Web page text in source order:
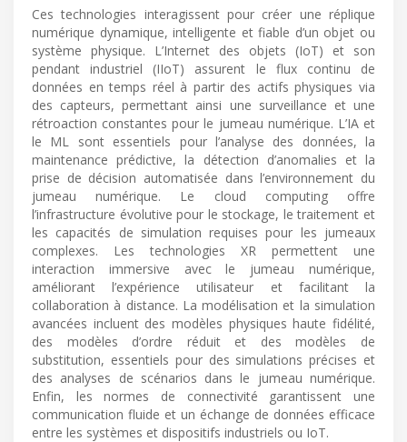
Ces technologies interagissent pour créer une réplique
numérique dynamique, intelligente et fiable d’un objet ou
système physique. L’Internet des objets (IoT) et son
pendant industriel (IIoT) assurent le flux continu de
données en temps réel à partir des actifs physiques via
des capteurs, permettant ainsi une surveillance et une
rétroaction constantes pour le jumeau numérique. L’IA et
le ML sont essentiels pour l’analyse des données, la
maintenance prédictive, la détection d’anomalies et la
prise de décision automatisée dans l’environnement du
jumeau numérique. Le cloud computing offre
l’infrastructure évolutive pour le stockage, le traitement et
les capacités de simulation requises pour les jumeaux
complexes. Les technologies XR permettent une
interaction immersive avec le jumeau numérique,
améliorant l’expérience utilisateur et facilitant la
collaboration à distance. La modélisation et la simulation
avancées incluent des modèles physiques haute fidélité,
des modèles d’ordre réduit et des modèles de
substitution, essentiels pour des simulations précises et
des analyses de scénarios dans le jumeau numérique.
Enfin, les normes de connectivité garantissent une
communication fluide et un échange de données efficace
entre les systèmes et dispositifs industriels ou IoT.